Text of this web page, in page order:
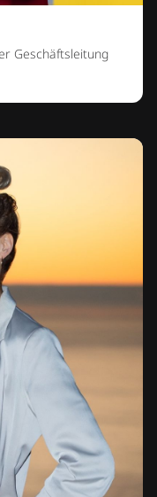
Geschäftsleitung